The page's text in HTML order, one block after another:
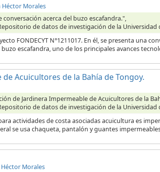
Morales
acerca del buzo escafandra.",
de datos de investigación de la Universidad
FONDECYT N°1211017. En él, se presenta una
escafandra, uno de los principales avances
Acuicultores de la Bahía de Tongoy.
de Jardinera Impermeable de Acuicultores de la
de datos de investigación de la Universidad
actividades de costa asociadas acuicultura es
se usa chaqueta, pantalón y guantes
Morales